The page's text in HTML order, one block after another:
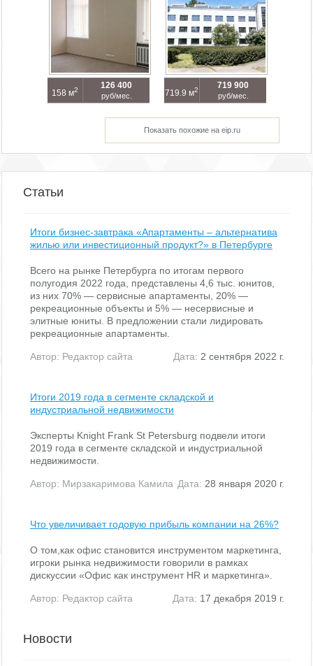
158 м2 126 400
руб/мес. 719.9 м2 719 900
руб/мес.
Показать похожие на eip.ru
Статьи
Итоги бизнес-завтрака «Апартаменты – альтернатива
жилью или инвестиционный продукт?» в Петербурге
Всего на рынке Петербурга по итогам первого
полугодия 2022 года, представлены 4,6 тыс. юнитов,
из них 70% — сервисные апартаменты, 20% —
рекреационные объекты и 5% — несервисные и
элитные юниты. В предложении стали лидировать
рекреационные апартаменты.
Автор: Редактор сайта Дата: 2 сентября 2022 г.
Итоги 2019 года в сегменте складской и
индустриальной недвижимости
Эксперты Knight Frank St Petersburg подвели итоги
2019 года в сегменте складской и индустриальной
недвижимости.
Автор: Мирзакаримова Камила Дата: 28 января 2020 г.
Что увеличивает годовую прибыль компании на 26%?
О том,как офис становится инструментом маркетинга,
игроки рынка недвижимости говорили в рамках
дискуссии «Офис как инструмент HR и маркетинга».
Автор: Редактор сайта Дата: 17 декабря 2019 г.
Новости